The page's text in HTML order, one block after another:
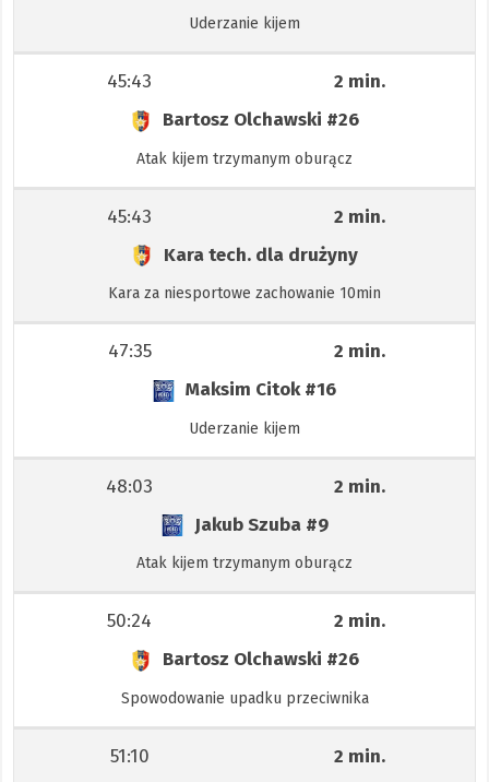
Uderzanie kijem
45:43
2 min.
Bartosz Olchawski #26
Atak kijem trzymanym oburącz
45:43
2 min.
Kara tech. dla drużyny
Kara za niesportowe zachowanie 10min
47:35
2 min.
Maksim Citok#16
Uderzanie kijem
48:03
2 min.
Jakub Szuba #9
Atak kijem trzymanym oburącz
50:24
2 min.
Bartosz Olchawski #26
Spowodowanie upadku przeciwnika
51:10
2 min.